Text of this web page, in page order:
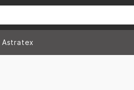
Astratex